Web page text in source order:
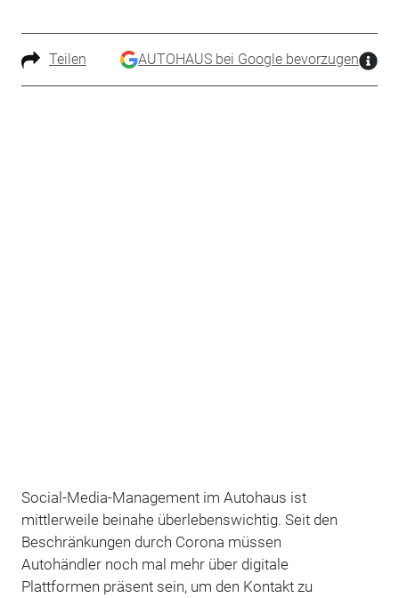
Teilen AUTOHAUS bei Google bevorzugen
Social-Media-Management im Autohaus ist
mittlerweile beinahe überlebenswichtig. Seit den
Beschränkungen durch Corona müssen
Autohändler noch mal mehr über digitale
Plattformen präsent sein, um den Kontakt zu